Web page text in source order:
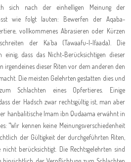
sich nach der einhelligen Meinung der
wie folgt lauten: Bewerfen der Aqaba-
vollkommenes Abrasieren oder Kürzen
der Ka´ba (Tawaafu-l-Ifaada). Die
einig, dass das Nicht-Berücksichtigen dieser
irgendeines dieser Riten vor dem anderen den
Die meisten Gelehrten gestatten dies und
Schlachten eines Opfertieres. Einige
der Hadsch zwar rechtsgültig ist, man aber
hanbalitische Imam ibn Qudaama erwähnt in
"Wir kennen keine Meinungsverschiedenheit
der Gültigkeit der durchgeführten Riten,
berücksichtigt. Die Rechtsgelehrten sind